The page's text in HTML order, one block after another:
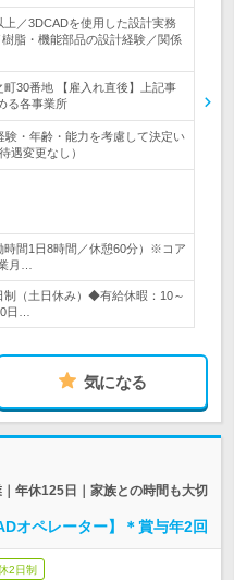
上／3DCADを使用した設計実務
脂・機能部品の設計経験／関係
30番地 【雇入れ直後】上記事
る各事業所
・年齢・能力を考慮して決定い
遇変更なし）
時間1日8時間／休憩60分）※コア
月…
（土日休み）◆有給休暇：10～
日…
気になる
年休125日｜家族との時間も大切
オペレーター】＊賞与年2回
2日制